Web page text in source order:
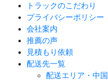
トラックのこだわり
プライバシーポリシー
会社案内
推薦の声
見積もり依頼
配送先一覧
配送エリア・中国